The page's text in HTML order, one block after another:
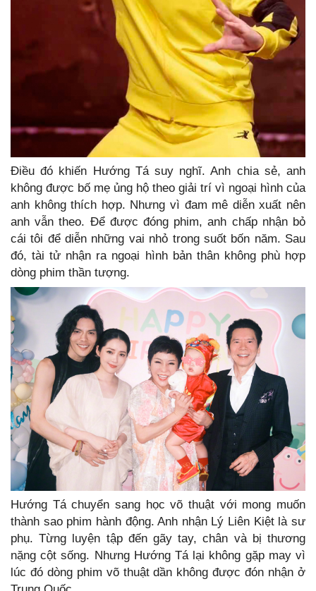
Điều đó khiến Hướng Tá suy nghĩ. Anh chia sẻ, anh
không được bố mẹ ủng hộ theo giải trí vì ngoại hình của
anh không thích hợp. Nhưng vì đam mê diễn xuất nên
anh vẫn theo. Để được đóng phim, anh chấp nhận bỏ
cái tôi để diễn những vai nhỏ trong suốt bốn năm. Sau
đó, tài tử nhận ra ngoại hình bản thân không phù hợp
dòng phim thần tượng.
Hướng Tá chuyển sang học võ thuật với mong muốn
thành sao phim hành động. Anh nhận Lý Liên Kiệt là sư
phụ. Từng luyện tập đến gãy tay, chân và bị thương
nặng cột sống. Nhưng Hướng Tá lại không gặp may vì
lúc đó dòng phim võ thuật dần không được đón nhận ở